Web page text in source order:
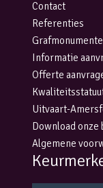
Contact
Referenties
Informatie
Offerte
Uitvaart-
Download onze
Algemene